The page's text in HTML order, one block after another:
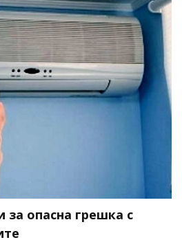
за опасна грешка с